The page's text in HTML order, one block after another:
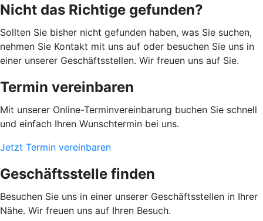
Nicht das Richtige gefunden?
Sollten Sie bisher nicht gefunden haben, was Sie suchen,
nehmen Sie Kontakt mit uns auf oder besuchen Sie uns in
einer unserer Geschäftsstellen. Wir freuen uns auf Sie.
Termin vereinbaren
Mit unserer Online-Terminvereinbarung buchen Sie schnell
und einfach Ihren Wunschtermin bei uns.
Jetzt Termin vereinbaren
Geschäftsstelle finden
Besuchen Sie uns in einer unserer Geschäftsstellen in Ihrer
Nähe. Wir freuen uns auf Ihren Besuch.